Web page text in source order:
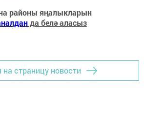
районы яңалыкларын
да белә аласыз
на страницу новости